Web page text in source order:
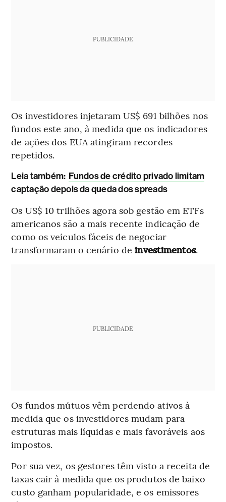
PUBLICIDADE
Os investidores injetaram US$ 691 bilhões nos
fundos este ano, à medida que os indicadores
de ações dos EUA atingiram recordes
repetidos.
Leia também: Fundos de crédito privado limitam
captação depois da queda dos spreads
Os US$ 10 trilhões agora sob gestão em ETFs
americanos são a mais recente indicação de
como os veículos fáceis de negociar
transformaram o cenário deinvestimentos.
PUBLICIDADE
Os fundos mútuos vêm perdendo ativos à
medida que os investidores mudam para
estruturas mais líquidas e mais favoráveis aos
impostos.
Por sua vez, os gestores têm visto a receita de
taxas cair à medida que os produtos de baixo
custo ganham popularidade, e os emissores